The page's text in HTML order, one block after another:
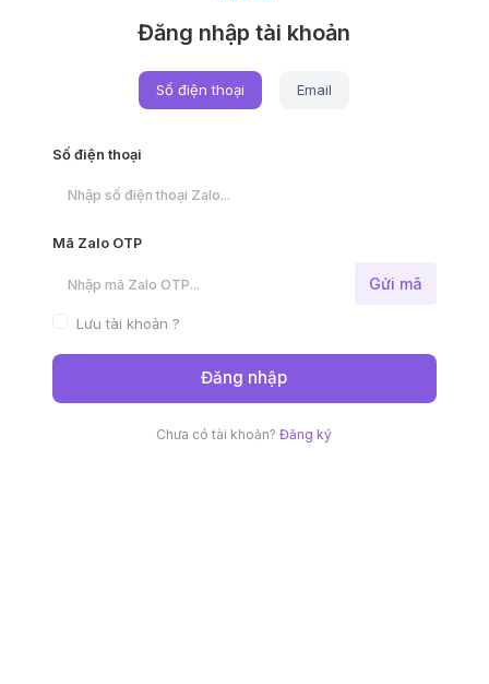
Đăng nhập tài khoản
Số điện thoại Email
Số điện thoại
Mã Zalo OTP
Gửi mã
Lưu tài khoản ?
Đăng nhập
Chưa có tài khoản?Đăng ký